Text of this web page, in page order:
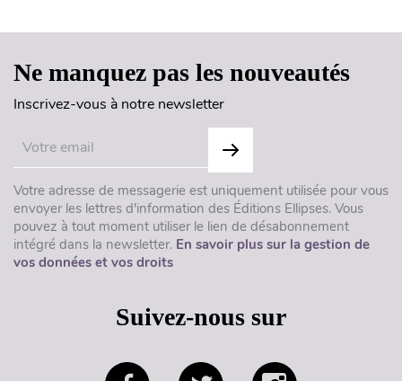
Ne manquez pas les nouveautés
Inscrivez-vous à notre newsletter
Votre adresse de messagerie est uniquement utilisée pour vous
envoyer les lettres d'information des Éditions Ellipses. Vous
pouvez à tout moment utiliser le lien de désabonnement
intégré dans la newsletter. En savoir plus sur la gestion de
vos données et vos droits
Suivez-nous sur